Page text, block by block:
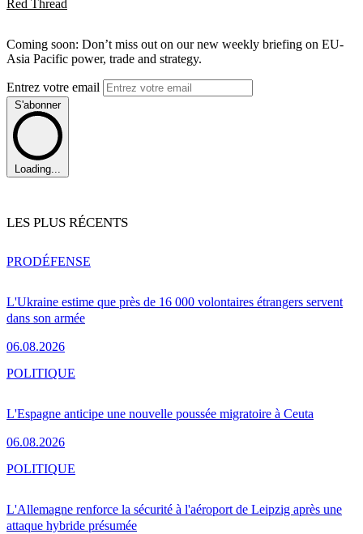
Red Thread
Coming soon: Don’t miss out on our new weekly briefing on EU-
Asia Pacific power, trade and strategy.
Entrez votre email
S'abonner
Loading...
LES PLUS RÉCENTS
L'Ukraine estime que près de 16 000 volontaires étrangers servent
dans son armée
06.08.2026
PRODÉFENSE
L'Espagne anticipe une nouvelle poussée migratoire à Ceuta
06.08.2026
POLITIQUE
L'Allemagne renforce la sécurité à l'aéroport de Leipzig après une
attaque hybride présumée
POLITIQUE